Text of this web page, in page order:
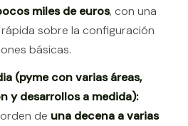
miles de euros, con una
sobre la configuración
básicas.
(pyme con varias áreas,
y desarrollos a medida):
de una decena a varias